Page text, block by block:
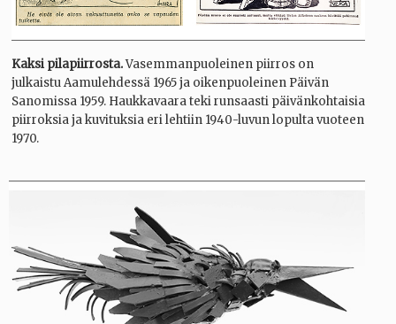
Kaksi pilapiirrosta.Vasemmanpuoleinen piirros on
julkaistu Aamulehdessä 1965 ja oikenpuoleinen Päivän
Sanomissa 1959. Haukkavaara teki runsaasti päivänkohtaisia
piirroksia ja kuvituksia eri lehtiin 1940-luvun lopulta vuoteen
1970.